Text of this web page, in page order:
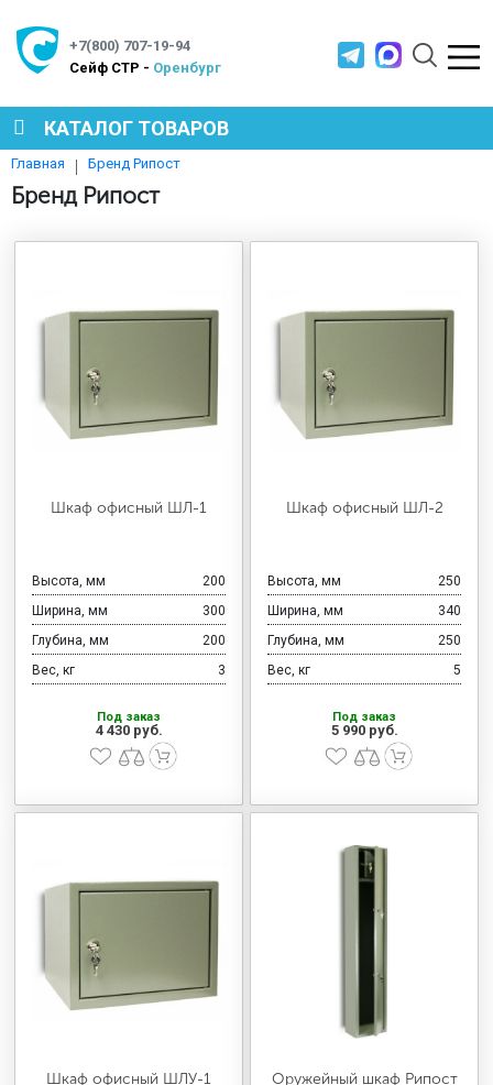
+7(800) 707-19-94
Cейф СТР - Оренбург
КАТАЛОГ ТОВАРОВ
СЕЙФЫ
ПРОИЗВОДСТВЕННАЯ МЕБЕЛЬ
МЕДИЦИНСКАЯ МЕБЕЛЬ
СИСТЕМЫ ХРАНЕНИЯ
ОФИСНАЯ МЕБЕЛЬ
МЕБЕЛЬ ДЛЯ ДОМА
МЕБЕЛЬ ДЛЯ СТОЛОВЫХ
СТАЛЬНЫЕ ДВЕРИ
Главная Бренд Рипост
Бренд Рипост
Шкаф офисный ШЛ-1
Высота, мм
200
Ширина, мм
300
Глубина, мм
200
Вес, кг
3
Под заказ
4 430 руб.
Шкаф офисный ШЛ-2
Высота, мм
250
Ширина, мм
340
Глубина, мм
250
Вес, кг
5
Под заказ
5 990 руб.
Шкаф офисный ШЛУ-1
Оружейный шкаф Рипост